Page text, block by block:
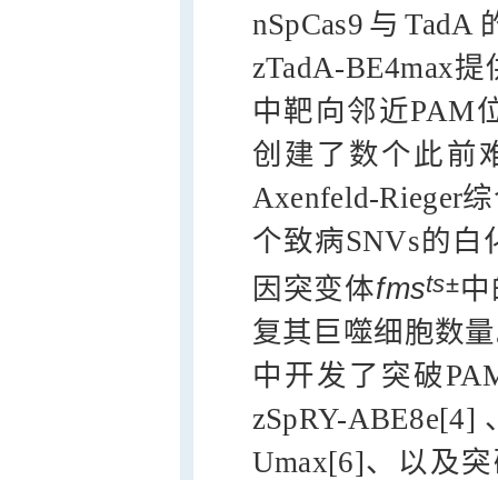
nSpCas9与
zTadA-BE4max
中靶向邻近PAM
创建了数个此前
Axenfeld-Rieger
个致病SNVs的白
因突变体fmsts±
复其巨噬细胞数
中开发了突破
zSpRY-
Umax[6]、以及